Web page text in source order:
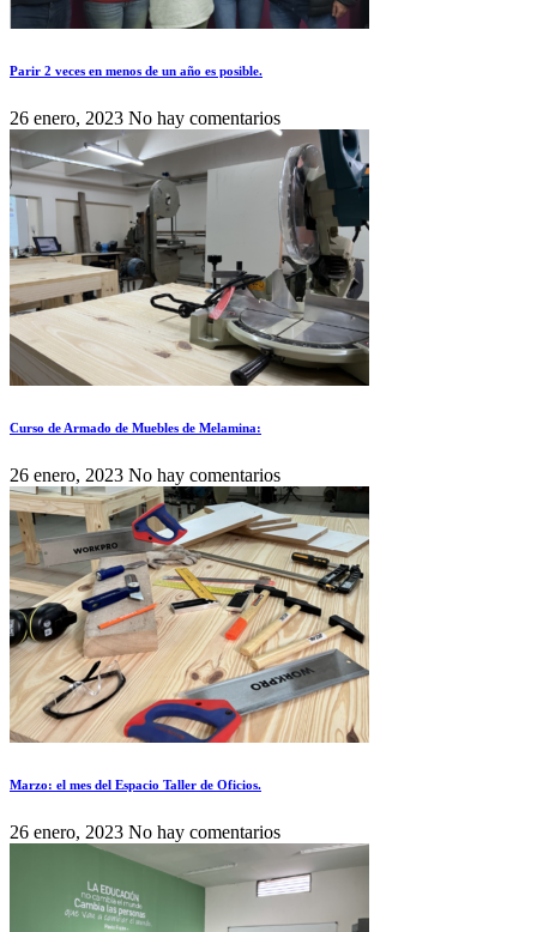
Parir 2 veces en menos de un año es posible.
26 enero, 2023 No hay comentarios
Curso de Armado de Muebles de Melamina:
26 enero, 2023 No hay comentarios
Marzo: el mes del Espacio Taller de Oficios.
26 enero, 2023 No hay comentarios